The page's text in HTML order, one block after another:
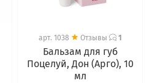
арт. 1038 Отзывы 1
Бальзам для губ
Поцелуй, Дон (Арго), 10
мл